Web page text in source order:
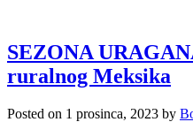
SEZONA
ruralnog Meksika
Posted on 1 prosinca, 2023 by